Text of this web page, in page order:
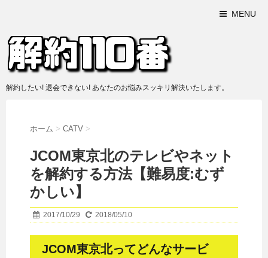
MENU
解約したい! 退会できない! あなたのお悩みスッキリ解決いたします。
ホーム > CATV >
JCOM東京北のテレビやネット
を解約する方法【難易度:むず
かしい】
2017/10/29 2018/05/10
JCOM東京北ってどんなサービ